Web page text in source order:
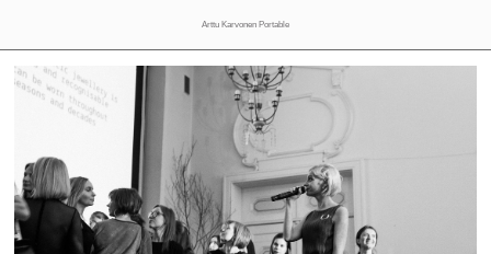
Arttu Karvonen Portable